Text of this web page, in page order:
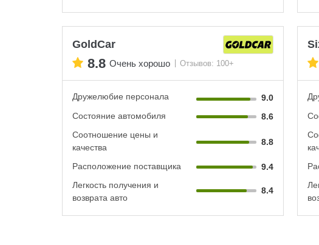
GoldCar
8.8 Очень хорошо Отзывов: 100+
Дружелюбие персонала
9.0
Состояние автомобиля
8.6
Соотношение цены и
качества
8.8
Расположение поставщика
9.4
Легкость получения и
возврата авто
8.4